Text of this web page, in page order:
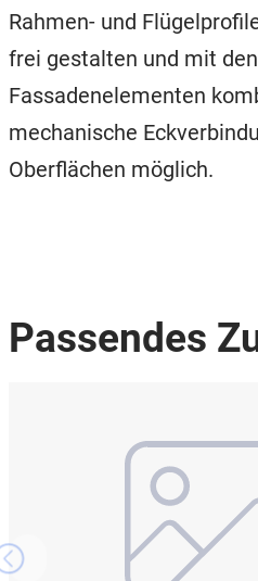
Rahmen- und
frei gestalten und mit
Fassadenelementen
mechanische
Oberflächen möglich.
Passendes